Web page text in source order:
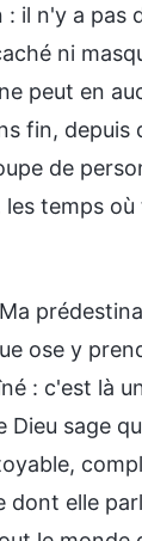
il n'y a pas
ni
peut en
fin, depuis
de
temps
ose y
: c'est là
sage
elle